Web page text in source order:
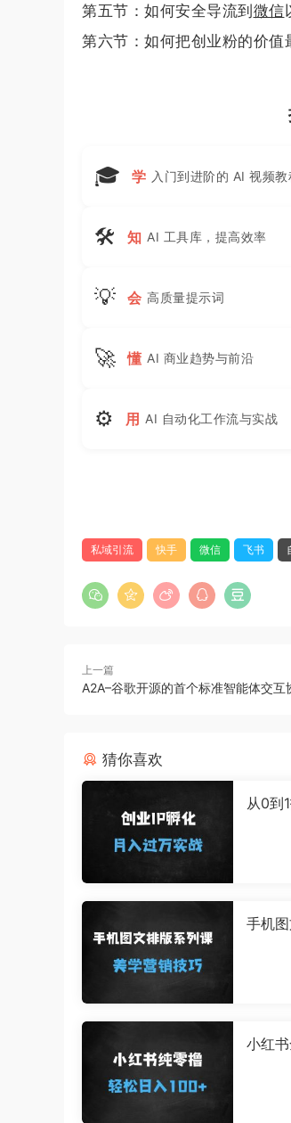
第五节：如何安全导流到微信
第六节：如何把创业粉的价值
🎓 学 入门到进阶的 AI 视频教
🛠 知 AI 工具库，提高效率
💡 会 高质量提示词
🚀 懂 AI 商业趋势与前沿
⚙ 用 AI 自动化工作流与实战
私域引流 快手 微信 飞书
上一篇
A2A–谷歌开源的首个标准智能体交互
猜你喜欢
从0到
手机
小红